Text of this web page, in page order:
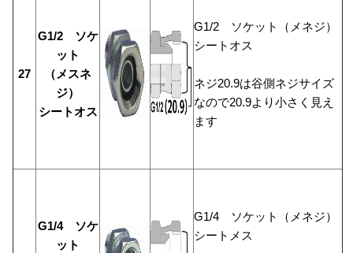
27
G1/2 ソケ
ット
（メスネ
ジ）
シートオス
G1/2 ソケット（メネジ）
シートオス
ネジ20.9は谷側ネジサイズ
なので20.9より小さく見え
ます
G1/4 ソケ
ット
G1/4 ソケット（メネジ）
シートメス